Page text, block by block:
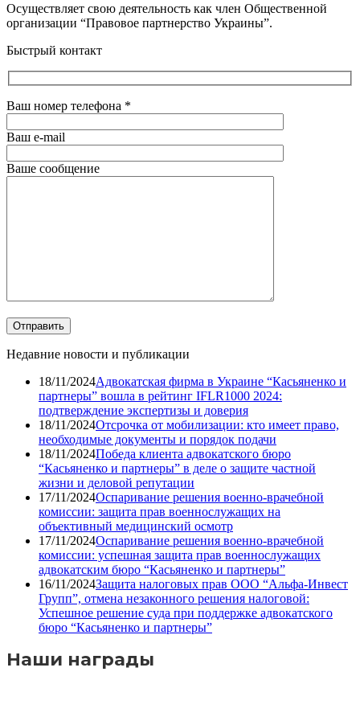
Осуществляет свою деятельность как член Общественной
организации “Правовое партнерство Украины”.
Быстрый контакт
Ваш номер телефона *
Ваш e-mail
Ваше сообщение
Недавние новости и публикации
18/11/2024Адвокатская фирма в Украине “Касьяненко и
партнеры” вошла в рейтинг IFLR1000 2024:
подтверждение экспертизы и доверия
18/11/2024Отсрочка от мобилизации: кто имеет право,
необходимые документы и порядок подачи
18/11/2024Победа клиента адвокатского бюро
“Касьяненко и партнеры” в деле о защите частной
жизни и деловой репутации
17/11/2024Оспаривание решения военно-врачебной
комиссии: защита прав военнослужащих на
объективный медицинский осмотр
17/11/2024Оспаривание решения военно-врачебной
комиссии: успешная защита прав военнослужащих
адвокатским бюро “Касьяненко и партнеры”
16/11/2024Защита налоговых прав ООО “Альфа-Инвест
Групп”, отмена незаконного решения налоговой:
Успешное решение суда при поддержке адвокатского
бюро “Касьяненко и партнеры”
Наши награды